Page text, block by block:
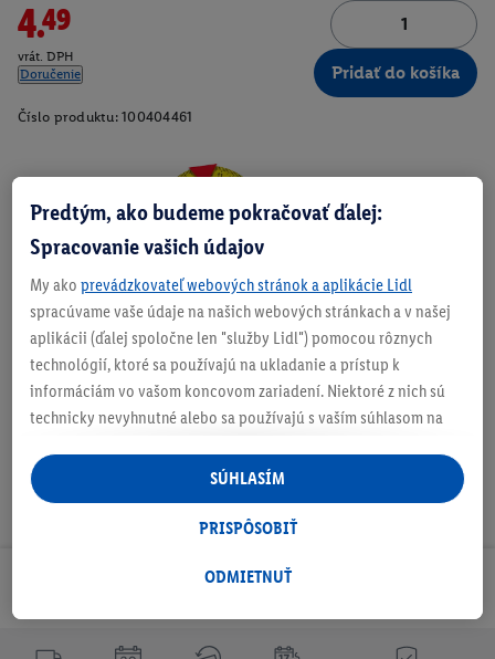
4.49
vrát. DPH
Doručenie
Pridať do košíka
Číslo produktu: 100404461
Zistite svoju veľkosť
O produkte
Odoberaj Newsletter!
Predtým, ako budeme pokračovať ďalej:
Spracovanie vašich údajov
My ako prevádzkovateľ webových stránok a aplikácie Lidl
spracúvame vaše údaje na našich webových stránkach a v našej
aplikácii (ďalej spoločne len "služby Lidl") pomocou rôznych
technológií, ktoré sa používajú na ukladanie a prístup k
informáciám vo vašom koncovom zariadení. Niektoré z nich sú
technicky nevyhnutné alebo sa používajú s vaším súhlasom na
personalizovanú reklamu v rámci služieb Lidl aj mimo nich. Ak
ste účastníkom programu Lidl Plus, na tieto účely sa spracúvajú
aj údaje z vášho nákupného správania v obchode.
následne si vytvoríte účet Lidl Plus alebo sa prihlásite do svojho
ODMIETNUŤ
PRISPÔSOBIŤ
SÚHLASÍM